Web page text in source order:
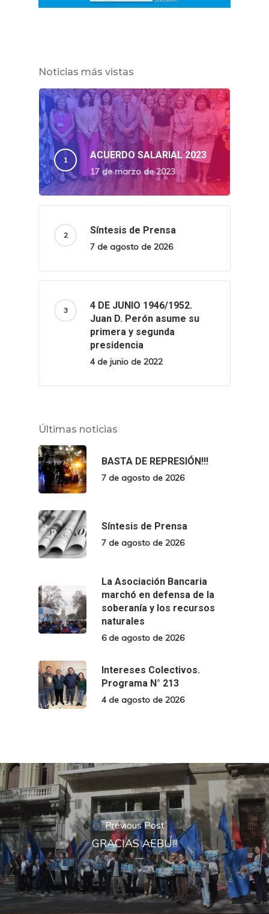
Noticias más vistas
ACUERDO SALARIAL 2023
17 de marzo de 2023
Síntesis de Prensa
7 de agosto de 2026
4 DE JUNIO 1946/1952.
Juan D. Perón asume su
primera y segunda
presidencia
4 de junio de 2022
Últimas noticias
BASTA DE REPRESIÓN!!!
7 de agosto de 2026
Síntesis de Prensa
7 de agosto de 2026
La Asociación Bancaria
marchó en defensa de la
soberanía y los recursos
naturales
6 de agosto de 2026
Intereses Colectivos.
Programa N° 213
4 de agosto de 2026
Previous Post
GRACIAS AEBU!!!